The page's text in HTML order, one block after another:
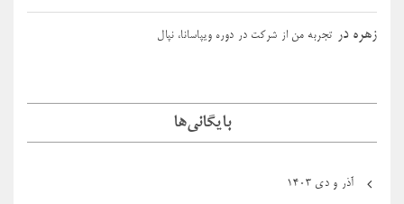
زهره در تجربه من از شرکت در دوره ویپاسانا، نپال
بایگانی‌ها
آذر و دی ۱۴۰۳